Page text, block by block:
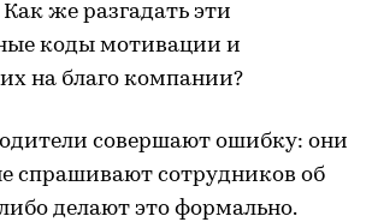
Как же разгадать эти
коды мотивации и
на благо компании?
совершают ошибку: они
спрашивают сотрудников об
делают это формально.